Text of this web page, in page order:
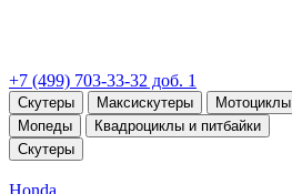
+7 (499) 703-33-32 доб. 1
Скутеры Максискутеры Мотоциклы
Мопеды
Квадроциклы и питбайки
Скутеры